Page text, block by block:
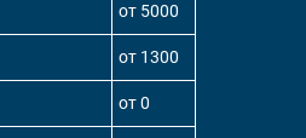
от 5000
от 1300
от 0